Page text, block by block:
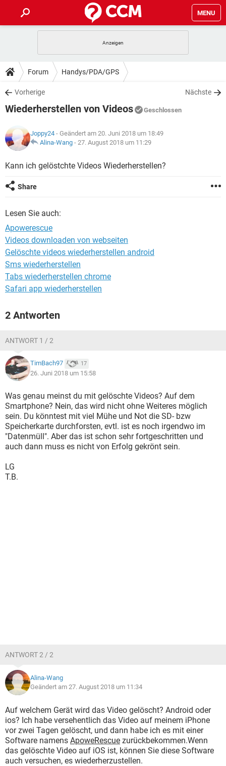
MENU
ANDROID IOS
WINDOWS 10
WHATSAPP TIKTOK
TIPPS & TRICKS
SPIELE STREAMING
WHATSAPP TIKTOK
FACEBOOK
DOWNLOADS
SPIELE STREAMING
WINDOWS 10 INSTAGRAM
WHATSAPP TIKTOK
SPIELE STREAMING
ANDROID
WINDOWS 10 INSTAGRAM
WHATSAPP
LEXIKON
SPIELE STREAMING
WHATSAPP
FACEBOOK
Forum Handys/PDA/GPS
Vorherige Nächste
Wiederherstellen von Videos Geschlossen
Joppy24 - Geändert am 20. Juni 2018 um 18:49
Alina-Wang - 27. August 2018 um 11:29
Kann ich gelöstchte Videos Wiederherstellen?
Share
Lesen Sie auch:
Apowerescue
Videos downloaden von webseiten
Gelöschte videos wiederherstellen android
Sms wiederherstellen
Tabs wiederherstellen chrome
Safari app wiederherstellen
2 Antworten
ANTWORT 1 / 2
TimBach97 17
26. Juni 2018 um 15:58
Was genau meinst du mit gelöschte Videos? Auf dem
Smartphone? Nein, das wird nicht ohne Weiteres möglich
sein. Du könntest mit viel Mühe und Not die SD- bzw
Speicherkarte durchforsten, evtl. ist es noch irgendwo im
"Datenmüll". Aber das ist schon sehr fortgeschritten und
auch dann muss es nicht von Erfolg gekrönt sein.
LG
T.B.
ANTWORT 2 / 2
Alina-Wang
Geändert am 27. August 2018 um 11:34
Auf welchem Gerät wird das Video gelöscht? Android oder
ios? Ich habe versehentlich das Video auf meinem iPhone
vor zwei Tagen gelöscht, und dann habe ich es mit einer
Software namens ApoweRescue zurückbekommen.Wenn
das gelöschte Video auf iOS ist, können Sie diese Software
auch versuchen, es wiederherzustellen.